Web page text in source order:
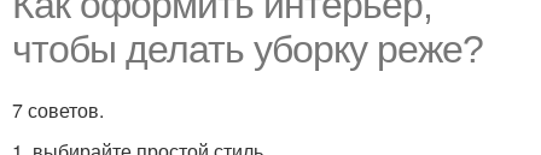
чтобы делать уборку реже?
7 советов.